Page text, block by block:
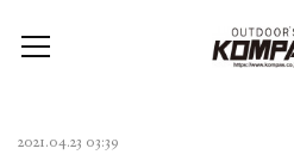
2021.04.23 03:39